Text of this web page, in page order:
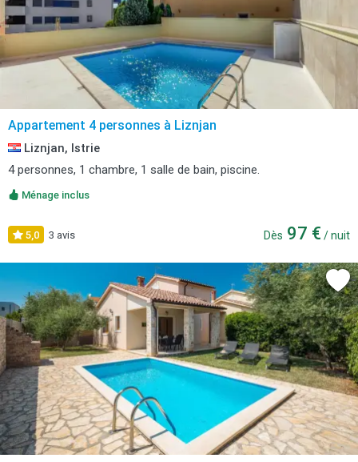
Appartement 4 personnes à Liznjan
Liznjan, Istrie
4 personnes, 1 chambre, 1 salle de bain, piscine.
Ménage inclus
5,0 3 avis Dès 97 € / nuit